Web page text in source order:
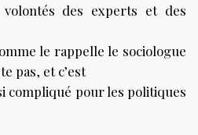
des experts et des
le rappelle le sociologue
pas, et c’est
compliqué pour les politiques